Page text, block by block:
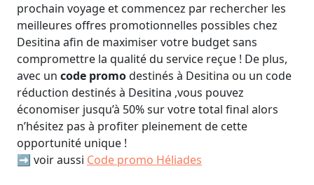
prochain voyage et commencez par rechercher les
meilleures offres promotionnelles possibles chez
Desitina afin de maximiser votre budget sans
compromettre la qualité du service reçue ! De plus,
avec un code promodestinés à Desitina ou un code
réduction destinés à Desitina ,vous pouvez
économiser jusqu’à 50% sur votre total final alors
n’hésitez pas à profiter pleinement de cette
opportunité unique !
➡️ voir aussi Code promo Héliades